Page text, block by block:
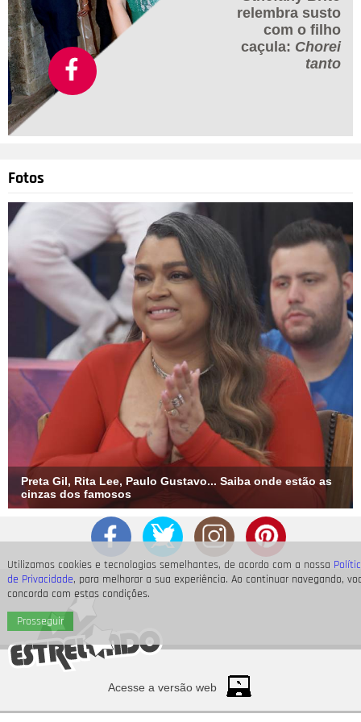
Utilizamos cookies e tecnologias semelhantes, de acordo com a nossa
de Privacidade, para melhorar a sua experiência. Ao continuar navegando,
concorda com estas condições.
Prosseguir
The Grosby Group 4/7
Na cerimônia do velório, de acordo com a revista People, Axl
Rose cantou November Rain em homenagem à cantora e
discursou: - Quando a Lisa morreu eu soube que se fosse
convidado, precisaria vir a essas cerimônias. Eu não
planejava fazer um discurso, e quando me pediram eu não
sabia o que dizer. Fiquei travado e nervoso, nem sei o que eu
respondi. Eu, assim como muitos de vocês, estou em choque
e acho que vou continuar assim por mais um tempo. Sinto que
eu deveria mandar uma mensagem para ela dizendo que
estou aqui e que todos estão maravilhosos. Nunca, em um
milhão de anos, achei que eu cantaria aqui, muito menos
nessas circunstâncias.
relembra susto
com o filho
caçula: Chorei
tanto
Fotos
Preta Gil, Rita Lee, Paulo Gustavo... Saiba onde estão as
cinzas dos famosos
Acesse a versão web